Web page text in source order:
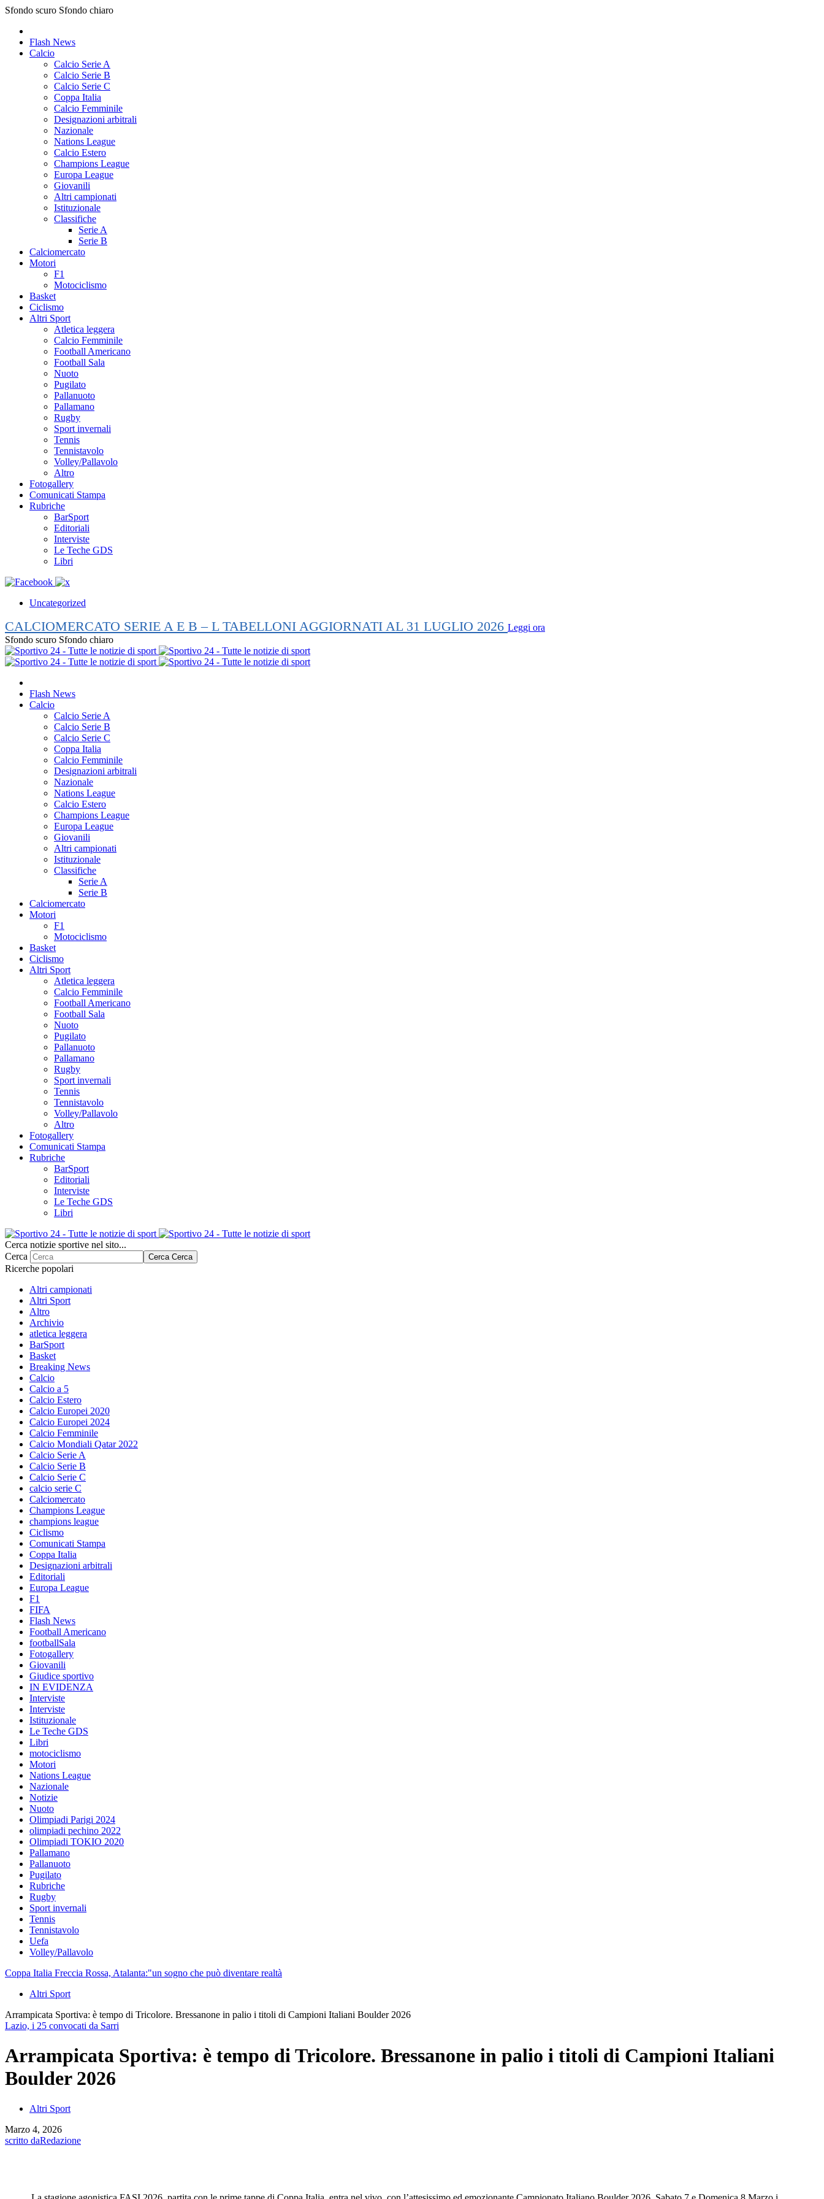
Sfondo scuro Sfondo chiaro
Flash News
Calcio
Calcio Serie A
Calcio Serie B
Calcio Serie C
Coppa Italia
Calcio Femminile
Designazioni arbitrali
Nazionale
Nations League
Calcio Estero
Champions League
Europa League
Giovanili
Altri campionati
Istituzionale
Classifiche
Serie A
Serie B
Calciomercato
Motori
F1
Motociclismo
Basket
Ciclismo
Altri Sport
Atletica leggera
Calcio Femminile
Football Americano
Football Sala
Nuoto
Pugilato
Pallanuoto
Pallamano
Rugby
Sport invernali
Tennis
Tennistavolo
Volley/Pallavolo
Altro
Fotogallery
Comunicati Stampa
Rubriche
BarSport
Editoriali
Interviste
Le Teche GDS
Libri
Uncategorized
CALCIOMERCATO SERIE A E B – L TABELLONI AGGIORNATI AL 31 LUGLIO 2026 Leggi ora
Sfondo scuro Sfondo chiaro
Flash News
Calcio
Calcio Serie A
Calcio Serie B
Calcio Serie C
Coppa Italia
Calcio Femminile
Designazioni arbitrali
Nazionale
Nations League
Calcio Estero
Champions League
Europa League
Giovanili
Altri campionati
Istituzionale
Classifiche
Serie A
Serie B
Calciomercato
Motori
F1
Motociclismo
Basket
Ciclismo
Altri Sport
Atletica leggera
Calcio Femminile
Football Americano
Football Sala
Nuoto
Pugilato
Pallanuoto
Pallamano
Rugby
Sport invernali
Tennis
Tennistavolo
Volley/Pallavolo
Altro
Fotogallery
Comunicati Stampa
Rubriche
BarSport
Editoriali
Interviste
Le Teche GDS
Libri
Cerca notizie sportive nel sito...
Cerca
Cerca Cerca
Ricerche popolari
Altri campionati
Altri Sport
Altro
Archivio
atletica leggera
BarSport
Basket
Breaking News
Calcio
Calcio a 5
Calcio Estero
Calcio Europei 2020
Calcio Europei 2024
Calcio Femminile
Calcio Mondiali Qatar 2022
Calcio Serie A
Calcio Serie B
Calcio Serie C
calcio serie C
Calciomercato
Champions League
champions league
Ciclismo
Comunicati Stampa
Coppa Italia
Designazioni arbitrali
Editoriali
Europa League
F1
FIFA
Flash News
Football Americano
footballSala
Fotogallery
Giovanili
Giudice sportivo
IN EVIDENZA
Interviste
Interviste
Istituzionale
Le Teche GDS
Libri
motociclismo
Motori
Nations League
Nazionale
Notizie
Nuoto
Olimpiadi Parigi 2024
olimpiadi pechino 2022
Olimpiadi TOKIO 2020
Pallamano
Pallanuoto
Pugilato
Rubriche
Rugby
Sport invernali
Tennis
Tennistavolo
Uefa
Volley/Pallavolo
Coppa Italia Freccia Rossa, Atalanta:"un sogno che può diventare realtà
Altri Sport
Arrampicata Sportiva: è tempo di Tricolore. Bressanone in palio i titoli di Campioni Italiani Boulder 2026
Lazio, i 25 convocati da Sarri
Arrampicata Sportiva: è tempo di Tricolore. Bressanone in palio i titoli di Campioni Italiani
Boulder 2026
Altri Sport
Marzo 4, 2026
scritto daRedazione